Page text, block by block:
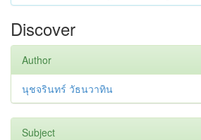
Discover
Author
นุชจรินทร์ วัธนวาทิน
Subject